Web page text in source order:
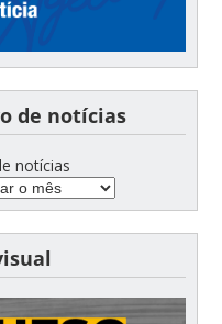
de notícias
notícias